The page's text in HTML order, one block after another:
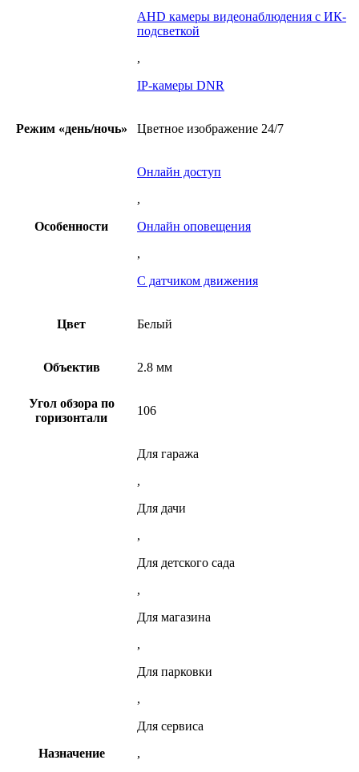
AHD камеры видеонаблюдения с ИК-
подсветкой
,
IP-камеры DNR
Режим «день/ночь» Цветное изображение 24/7
Особенности
Онлайн доступ
,
Онлайн оповещения
,
С датчиком движения
Цвет Белый
Объектив 2.8 мм
Угол обзора по
горизонтали
106
Назначение
Для гаража
,
Для дачи
,
Для детского сада
,
Для магазина
,
Для парковки
,
Для сервиса
,